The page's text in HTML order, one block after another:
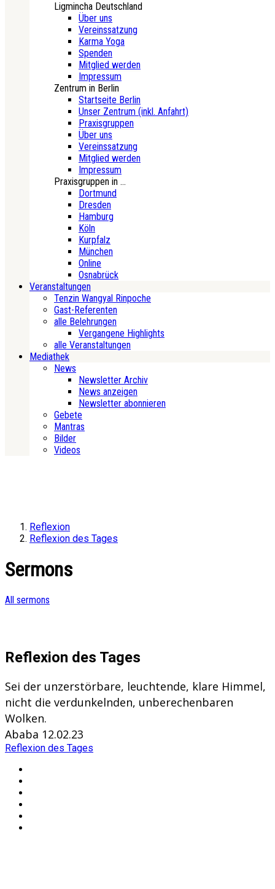
Ligmincha Deutschland
Über uns
Vereinssatzung
Karma Yoga
Spenden
Mitglied werden
Impressum
Zentrum in Berlin
Startseite Berlin
Unser Zentrum (inkl. Anfahrt)
Praxisgruppen
Über uns
Vereinssatzung
Mitglied werden
Impressum
Praxisgruppen in ...
Dortmund
Dresden
Hamburg
Köln
Kurpfalz
München
Online
Osnabrück
Veranstaltungen
Tenzin Wangyal Rinpoche
Gast-Referenten
alle Belehrungen
Vergangene Highlights
alle Veranstaltungen
Mediathek
News
Newsletter Archiv
News anzeigen
Newsletter abonnieren
Gebete
Mantras
Bilder
Videos
Reflexion
Reflexion des Tages
Sermons
All sermons
Reflexion des Tages
Sei der unzerstörbare, leuchtende, klare Himmel,
nicht die verdunkelnden, unberechenbaren
Wolken.
Ababa 12.02.23
Reflexion des Tages